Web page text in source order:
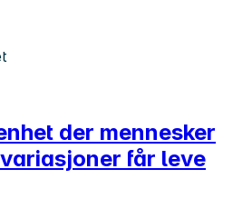
der mennesker
får leve